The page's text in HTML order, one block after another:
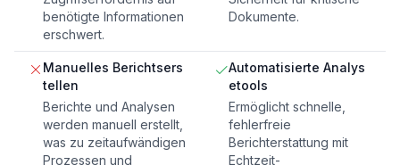
benötigte Informationen
erschwert.
Dokumente.
Manuelles Berichtsers
tellen
Berichte und Analysen
werden manuell erstellt,
was zu zeitaufwändigen
Prozessen und
Automatisierte Analys
etools
Ermöglicht schnelle,
fehlerfreie
Berichterstattung mit
Echtzeit-